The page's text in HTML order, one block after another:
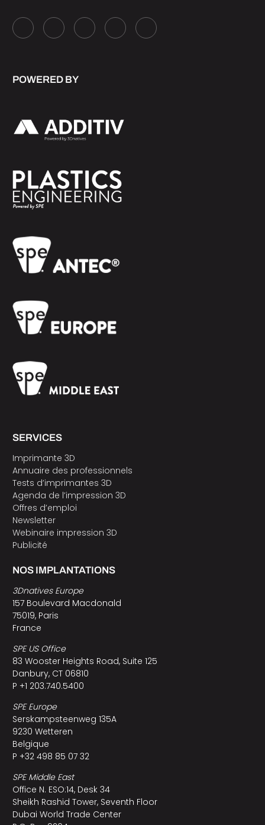
POWERED BY
SERVICES
Imprimante 3D
Annuaire des professionnels
Tests d’imprimantes 3D
Agenda de l’impression 3D
Offres d’emploi
Newsletter
Webinaire impression 3D
Publicité
NOS IMPLANTATIONS
3Dnatives Europe
157 Boulevard Macdonald
75019, Paris
France
SPE US Office
83 Wooster Heights Road, Suite 125
Danbury, CT 06810
P +1 203.740.5400
SPE Europe
Serskampsteenweg 135A
9230 Wetteren
Belgique
P +32 498 85 07 32
SPE Middle East
Office N. ESO:14, Desk 34
Sheikh Rashid Tower, Seventh Floor
Dubai World Trade Center